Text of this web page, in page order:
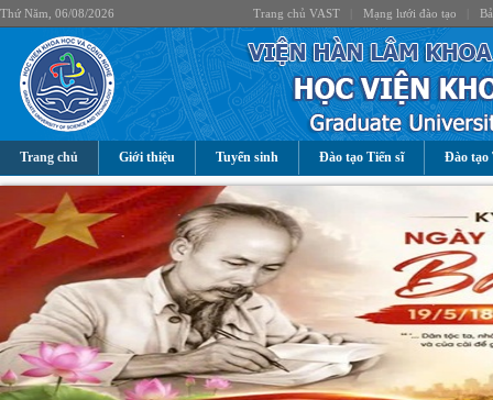
Thứ Năm, 06/08/2026 Trang chủ VAST Mạng lưới đào tạo
Trang chủ Giới thiệu Tuyển sinh Đào tạo Tiến sĩ Đào tạo